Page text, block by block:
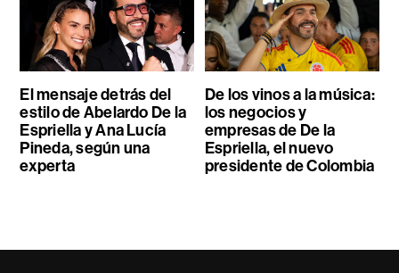
El mensaje detrás del
estilo de Abelardo De la
Espriella y Ana Lucía
Pineda, según una
experta
De los vinos a la música:
los negocios y
empresas de De la
Espriella, el nuevo
presidente de Colombia